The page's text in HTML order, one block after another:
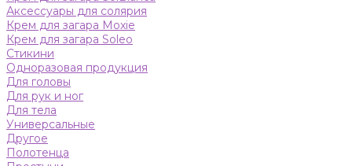
Аксессуары для солярия
Крем для загара Moxie
Крем для загара Soleo
Стикини
Одноразовая продукция
Для головы
Для рук и ног
Для тела
Универсальные
Другое
Полотенца